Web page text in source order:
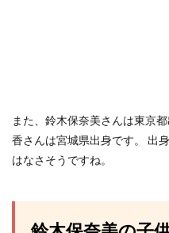
また、鈴木保奈美さんは東京
香さんは宮城県出身です。 出
はなさそうですね。